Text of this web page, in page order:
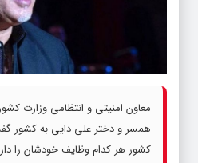
همسر و دختر علی دایی به کشور
کشور هر کدام وظایف خودشان را
یک اقدام قانونی بود و کار خلاف